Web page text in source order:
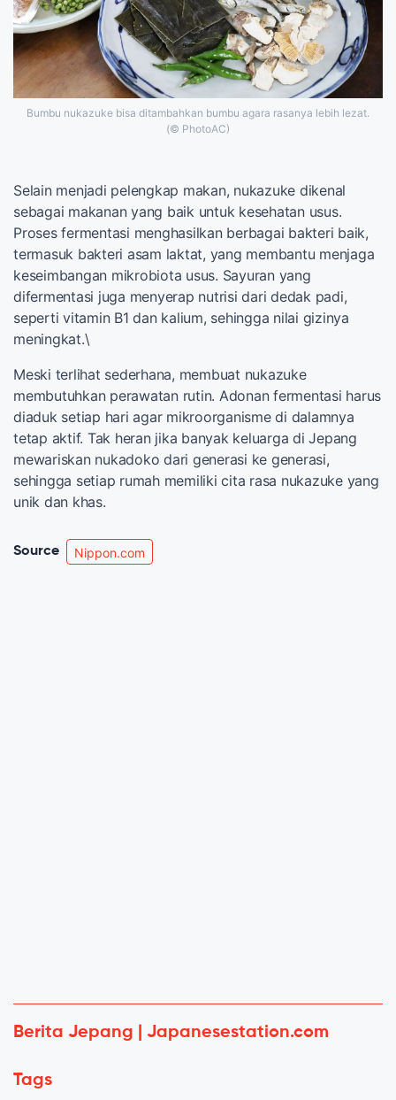
Bumbu nukazuke bisa ditambahkan bumbu agara rasanya lebih lezat.
(© PhotoAC)
Selain menjadi pelengkap makan, nukazuke dikenal
sebagai makanan yang baik untuk kesehatan usus.
Proses fermentasi menghasilkan berbagai bakteri baik,
termasuk bakteri asam laktat, yang membantu menjaga
keseimbangan mikrobiota usus. Sayuran yang
difermentasi juga menyerap nutrisi dari dedak padi,
seperti vitamin B1 dan kalium, sehingga nilai gizinya
meningkat.\
Meski terlihat sederhana, membuat nukazuke
membutuhkan perawatan rutin. Adonan fermentasi harus
diaduk setiap hari agar mikroorganisme di dalamnya
tetap aktif. Tak heran jika banyak keluarga di Jepang
mewariskan nukadoko dari generasi ke generasi,
sehingga setiap rumah memiliki cita rasa nukazuke yang
unik dan khas.
Source Nippon.com
Berita Jepang | Japanesestation.com
Tags